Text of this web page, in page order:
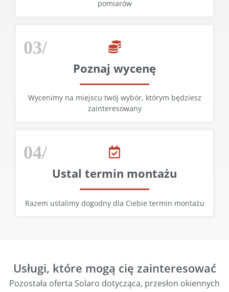
pomiarów
03/
Poznaj wycenę
Wycenimy na miejscu twój wybór, którym będziesz
zainteresowany
04/
Ustal termin montażu
Razem ustalimy dogodny dla Ciebie termin montażu
Usługi, które mogą cię zainteresować
Pozostała oferta Solaro dotycząca, przesłon okiennych